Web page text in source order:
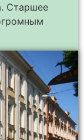
Старшее